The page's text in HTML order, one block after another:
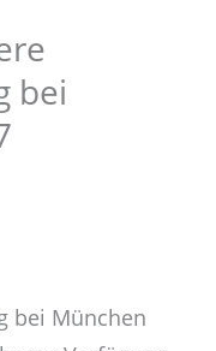
bei
bei München